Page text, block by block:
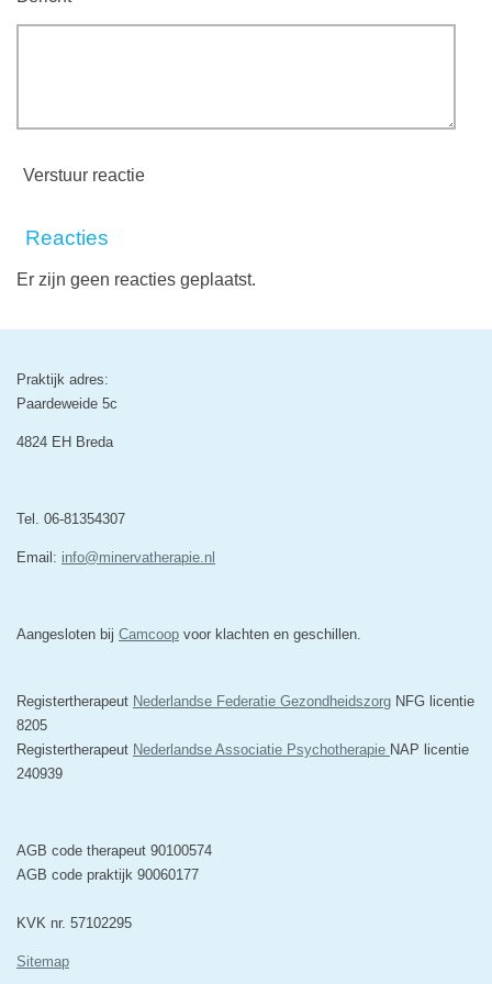
Verstuur reactie
Reacties
Er zijn geen reacties geplaatst.
Praktijk adres:
Paardeweide 5c
4824 EH Breda
Tel. 06-81354307
Email: info@minervatherapie.nl
Aangesloten bij Camcoop voor klachten en geschillen.
Registertherapeut Nederlandse Federatie Gezondheidszorg NFG licentie
8205
Registertherapeut Nederlandse Associatie Psychotherapie NAP licentie
240939
AGB code therapeut 90100574
AGB code praktijk 90060177
KVK nr. 57102295
Sitemap